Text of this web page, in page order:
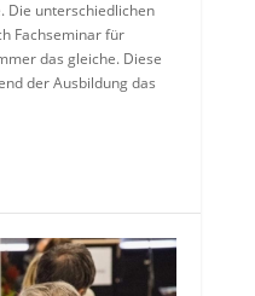
Die unterschiedlichen
Fachseminar für
das gleiche. Diese
der Ausbildung das